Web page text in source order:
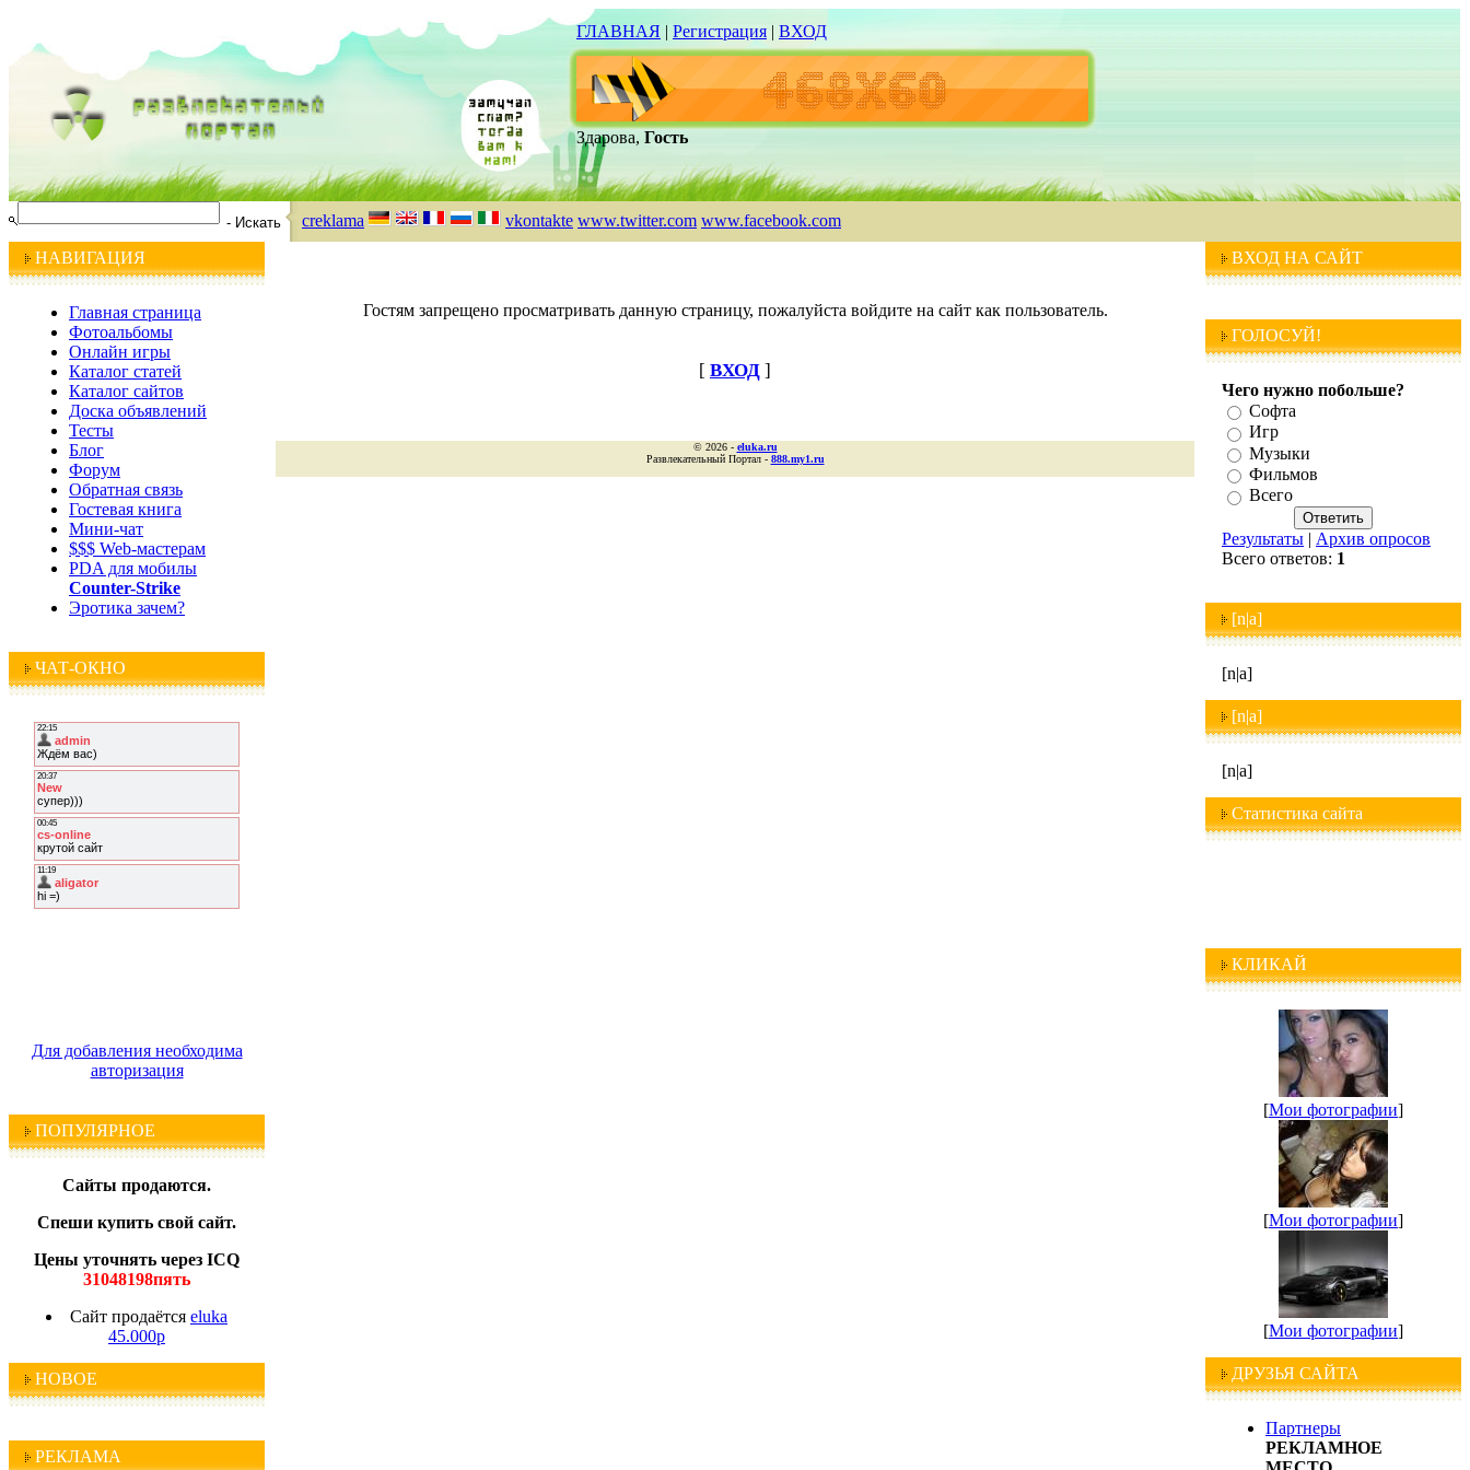
ГЛАВНАЯ | Регистрация | ВХОД
Здарова, Гость
creklama vkontakte www.twitter.com www.facebook.com
НАВИГАЦИЯ
Главная страница
Фотоальбомы
Онлайн игры
Каталог статей
Каталог сайтов
Доска объявлений
Тесты
Блог
Форум
Обратная связь
Гостевая книга
Мини-чат
$$$ Web-мастерам
PDA для мобилы
Counter-Strike
Эротика зачем?
ЧАТ-ОКНО
Для добавления необходима
авторизация
ПОПУЛЯРНОЕ
Сайты продаются.
Спеши купить свой сайт.
Цены уточнять через ICQ
31048198пять
Сайт продаётся eluka
45.000р
НОВОЕ
РЕКЛАМА
Гостям запрещено просматривать данную страницу, пожалуйста войдите на сайт как пользователь.
[ ВХОД ]
© 2026 - eluka.ru
Развлекательный Портал - 888.my1.ru
ВХОД НА САЙТ
ГОЛОСУЙ!
Чего нужно побольше?
Софта
Игр
Музыки
Фильмов
Всего
Результаты | Архив опросов
Всего ответов: 1
[n|a]
[n|a]
[n|a]
[n|a]
Статистика сайта
КЛИКАЙ
[Мои фотографии]
[Мои фотографии]
[Мои фотографии]
ДРУЗЬЯ САЙТА
Партнеры
РЕКЛАМНОЕ